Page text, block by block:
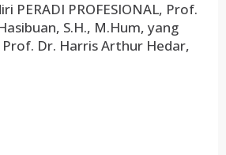
PERADI PROFESIONAL, Prof.
S.H., M.Hum, yang
Dr. Harris Arthur Hedar,